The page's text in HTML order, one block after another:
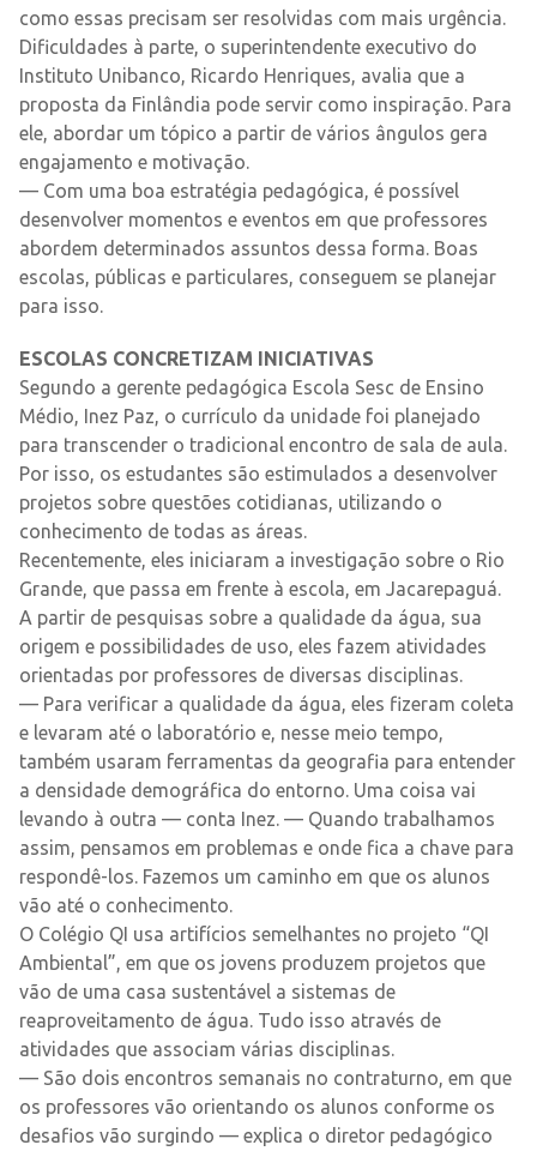
como essas precisam ser resolvidas com mais urgência.
Dificuldades à parte, o superintendente executivo do
Instituto Unibanco, Ricardo Henriques, avalia que a
proposta da Finlândia pode servir como inspiração. Para
ele, abordar um tópico a partir de vários ângulos gera
engajamento e motivação.
— Com uma boa estratégia pedagógica, é possível
desenvolver momentos e eventos em que professores
abordem determinados assuntos dessa forma. Boas
escolas, públicas e particulares, conseguem se planejar
para isso.
ESCOLAS CONCRETIZAM INICIATIVAS
Segundo a gerente pedagógica Escola Sesc de Ensino
Médio, Inez Paz, o currículo da unidade foi planejado
para transcender o tradicional encontro de sala de aula.
Por isso, os estudantes são estimulados a desenvolver
projetos sobre questões cotidianas, utilizando o
conhecimento de todas as áreas.
Recentemente, eles iniciaram a investigação sobre o Rio
Grande, que passa em frente à escola, em Jacarepaguá.
A partir de pesquisas sobre a qualidade da água, sua
origem e possibilidades de uso, eles fazem atividades
orientadas por professores de diversas disciplinas.
— Para verificar a qualidade da água, eles fizeram coleta
e levaram até o laboratório e, nesse meio tempo,
também usaram ferramentas da geografia para entender
a densidade demográfica do entorno. Uma coisa vai
levando à outra — conta Inez. — Quando trabalhamos
assim, pensamos em problemas e onde fica a chave para
respondê-los. Fazemos um caminho em que os alunos
vão até o conhecimento.
O Colégio QI usa artifícios semelhantes no projeto “QI
Ambiental”, em que os jovens produzem projetos que
vão de uma casa sustentável a sistemas de
reaproveitamento de água. Tudo isso através de
atividades que associam várias disciplinas.
— São dois encontros semanais no contraturno, em que
os professores vão orientando os alunos conforme os
desafios vão surgindo — explica o diretor pedagógico